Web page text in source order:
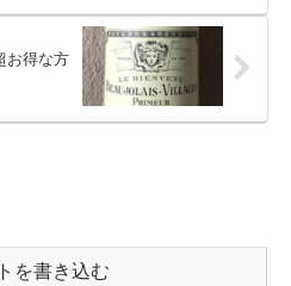
お得な方
を書き込む